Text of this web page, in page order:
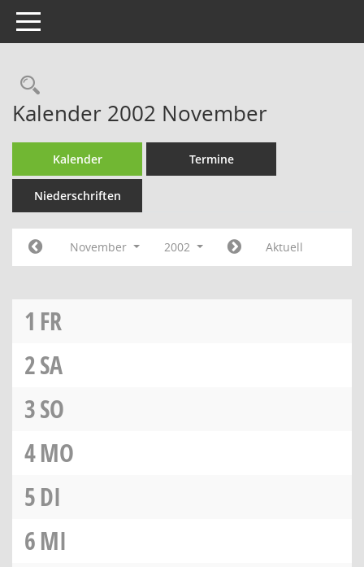
Toggle navigation
Rechercheauswahl
Kalender 2002 November
Kalender Termine
Niederschriften
November 2002 Aktuell
1 FR
2SA
3SO
4MO
5DI
6MI